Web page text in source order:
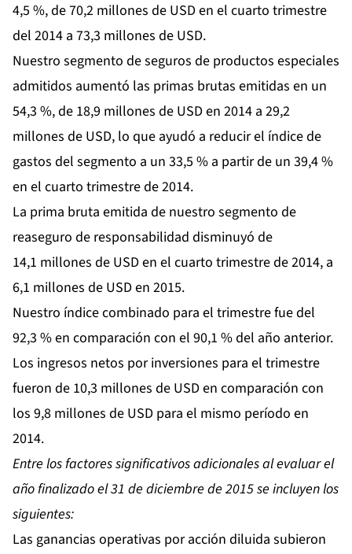
4,5 %, de 70,2 millones de USD en el cuarto trimestre
del 2014 a 73,3 millones de USD.
Nuestro segmento de seguros de productos especiales
admitidos aumentó las primas brutas emitidas en un
54,3 %, de 18,9 millones de USD en 2014 a 29,2
millones de USD, lo que ayudó a reducir el índice de
gastos del segmento a un 33,5 % a partir de un 39,4 %
en el cuarto trimestre de 2014.
La prima bruta emitida de nuestro segmento de
reaseguro de responsabilidad disminuyó de
14,1 millones de USD en el cuarto trimestre de 2014, a
6,1 millones de USD en 2015.
Nuestro índice combinado para el trimestre fue del
92,3 % en comparación con el 90,1 % del año anterior.
Los ingresos netos por inversiones para el trimestre
fueron de 10,3 millones de USD en comparación con
los 9,8 millones de USD para el mismo período en
2014.
Entre los factores significativos adicionales al evaluar el
año finalizado el 31 de diciembre de 2015 se incluyen los
siguientes:
Las ganancias operativas por acción diluida subieron